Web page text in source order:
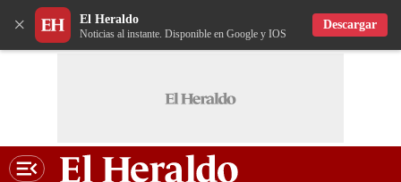
× El Heraldo
Noticias al instante. Disponible en Google y IOS
Descargar